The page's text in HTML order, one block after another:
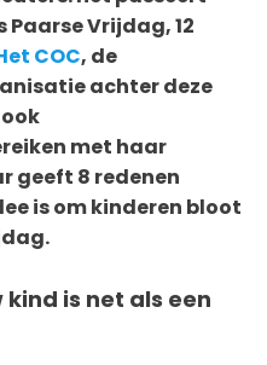
Vrijdag, 12
COC, de
achter deze
met haar
geeft 8 redenen
is om kinderen bloot
kind is net als een